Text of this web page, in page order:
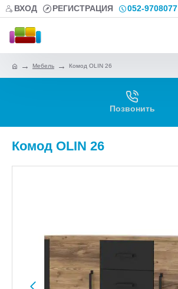
ВХОД РЕГИСТРАЦИЯ 052-9708077
Мебель Комод OLIN 26
Позвонить
Комод OLIN 26